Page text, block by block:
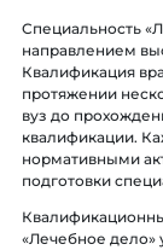
Специальность
направлением
Квалификация
протяжении
вуз до
квалификации.
нормативными
подготовки
«Лечебное